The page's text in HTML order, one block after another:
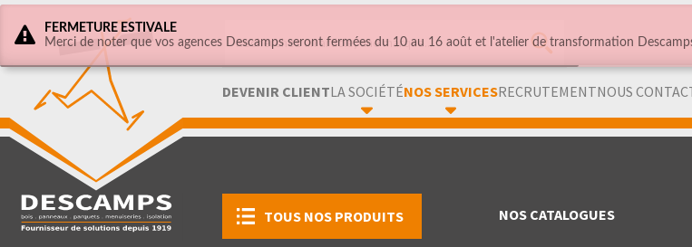
DEVENIR CLIENTLA SOCIÉTÉNOS SERVICESRECRUTEMENTNOUS
TOUS NOS PRODUITS NOS CATALOGUES
FERMETURE ESTIVALE
Merci de noter que vos agences Descamps seront fermées du 10 au 16 août et l'atelier de transformation